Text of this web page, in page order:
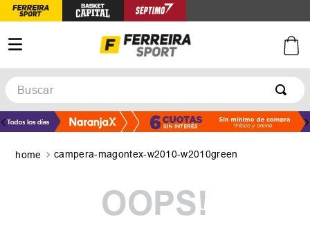
Buscar
campera-magontex-w2010-w2010green
OOPS!
TÉRMINOS MÁS BUSCADOS
zapatillas
zapatillas mujer